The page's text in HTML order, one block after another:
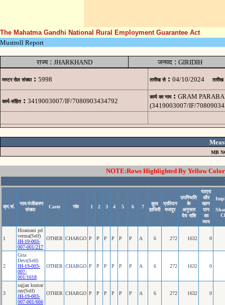
The Mahatma Gandhi National Rural Employment Guarantee Act
Mustroll Report
राज्य: JHARKHAND जनपद : GIRIDIH
मस्टर रोल संख्या : 5998 तारीख से : 04/10/2024 तारीख
कार्य-संहित : 3419003007/IF/7080903434792
कार्य का नाम : GRAM
(3419003007/IF/
MB
NOTE:Rows Highlighted By Yellow
क्र.सं.
नाम/पंजीकरण
संख्या
Caste गांव 1 2 3 4 5 6 7
कुल
हाजिरी
प्रतिदन
मजदूर
उपस्थिति
के
अनुसार
देय राशि
यात्रा
और
खान
पान
का
व्यय
1
Hiramani pd
verma(Self)
JH-19-003-
007-001/217
OTHER CHARGO P P P P P P A 6 272 1632 0
2
Gita
Devi(Self)
JH-19-003-
007-
001/1618
OTHER CHARGO P P P P P P A 6 272 1632 0
3
sajjan kumar
ray(Self)
JH-19-003-
007-001/666
OTHER CHARGO P P P P P P A 6 272 1632 0